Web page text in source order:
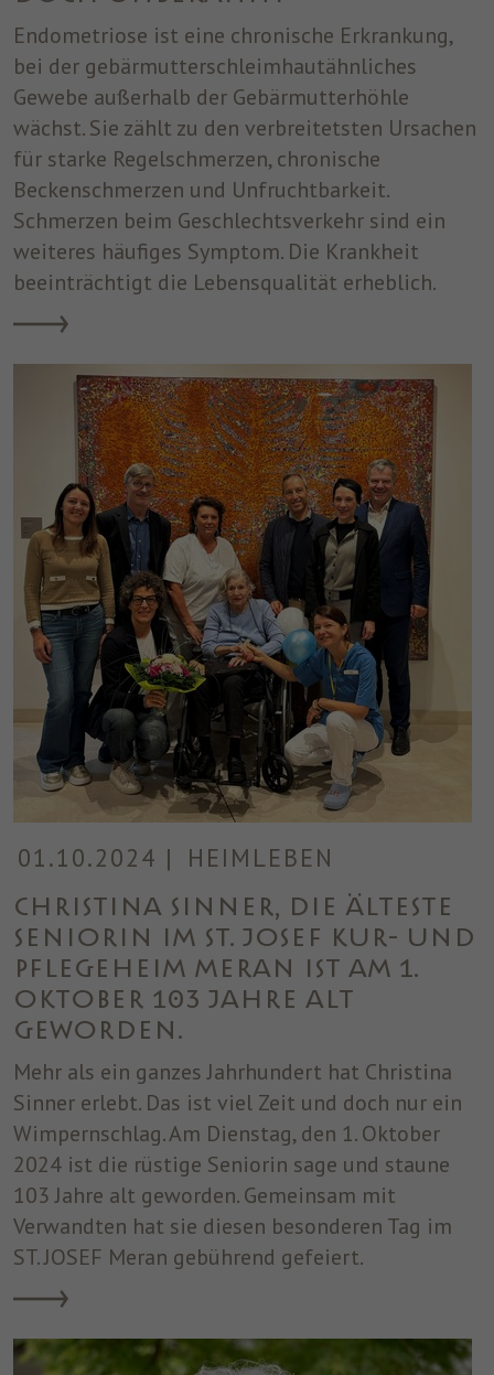
Endometriose ist eine chronische Erkrankung,
bei der gebärmutterschleimhautähnliches
Gewebe außerhalb der Gebärmutterhöhle
wächst. Sie zählt zu den verbreitetsten Ursachen
für starke Regelschmerzen, chronische
Beckenschmerzen und Unfruchtbarkeit.
Schmerzen beim Geschlechtsverkehr sind ein
weiteres häufiges Symptom. Die Krankheit
beeinträchtigt die Lebensqualität erheblich.
01.10.2024 | HEIMLEBEN
Christina Sinner, die älteste
Seniorin im ST. JOSEF Kur- und
Pflegeheim Meran ist am 1.
Oktober 103 Jahre alt
geworden.
Mehr als ein ganzes Jahrhundert hat Christina
Sinner erlebt. Das ist viel Zeit und doch nur ein
Wimpernschlag. Am Dienstag, den 1. Oktober
2024 ist die rüstige Seniorin sage und staune
103 Jahre alt geworden. Gemeinsam mit
Verwandten hat sie diesen besonderen Tag im
ST. JOSEF Meran gebührend gefeiert.